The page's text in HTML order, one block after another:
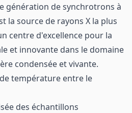
génération de synchrotrons à
la source de rayons X la plus
centre d'excellence pour la
et innovante dans le domaine
condensée et vivante.
température entre le
des échantillons